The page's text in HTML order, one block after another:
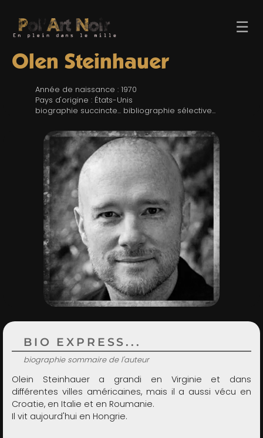
☰
TROMBINO
RECHERCHE
LIENS & FESTIVALS
UN POLAR AU HASARD
Olen Steinhauer
Année de naissance : 1970
Pays d'origine : États-Unis
biographie succincte... bibliographie sélective...
BIO EXPRESS...
biographie sommaire de l'auteur
Olein Steinhauer a grandi en Virginie et dans
différentes villes américaines, mais il a aussi vécu en
Croatie, en Italie et en Roumanie.
Il vit aujourd'hui en Hongrie.